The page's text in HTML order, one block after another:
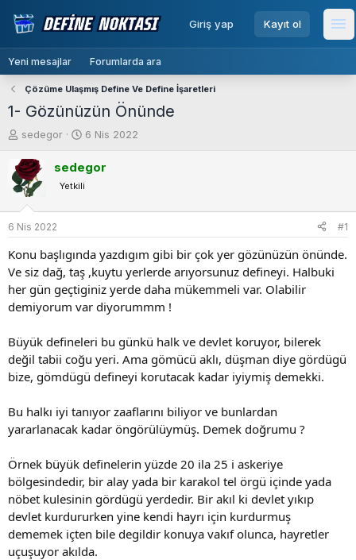
Giriş yap Kayıt ol menu
Yeni mesajlar Forumlarda ara
Çözüme Ulaşmış Define Ve Define İşaretleri
1- Gözünüzün Önünde
K
n
b
u
y
u
b
a
ş
t
n
sedegor
B
ş
n
ı
ç
t
a
r
i
i
6 Nis 2022
sedegor
Yetkili
6 Nis 2022 #1
Konu başlıgında yazdıgım gibi bir çok yer gözünüzün önünde.
Ve siz dağ, taş ,kuytu yerlerde arıyorsunuz defineyi. Halbuki
her gün geçtiginiz yerde daha mükemmeli var. Olabilir
demiyorum var diyorummm !
Büyük defineleri bu günkü halk ve devlet koruyor, bilerek
değil tabii coğu yeri. Ama gömücü aklı, düşman diye gördügü
bize, gömdügü defineyi korutacak kadar iyiymiş demekki.
Bu halkı iyi tanıyor zaaflarını biliyor ve bunlardan
yararlanacak kadar öngörülüymüş. Demek doğrumu ?
Örnek büyük definelerin yüzde 20 ila 25 i askeriye
bölgesindedir, bir alay yada bir karakol tel örgü içinde yada
nöbet kulesinin gördügü yerdedir. Bir akıl ki devlet yıkıp
devlet kurdururken yine kendi hayrı için kurdurmuş
dememek içten bile degildir konuya vakıf olunca, hayretler
uçuşuyor akılda.